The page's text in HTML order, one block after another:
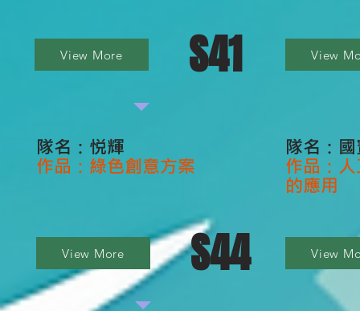
View More S41
隊名：悦輝
作品：綠色創意方案
View More S44
View
隊名：
作品：
的應用
View